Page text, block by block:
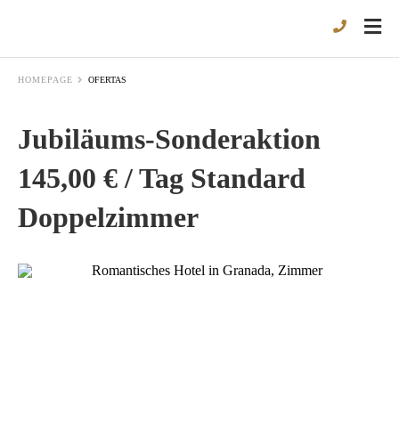
HOMEPAGE OFERTAS
Jubiläums-Sonderaktion
145,00 € / Tag Standard
Doppelzimmer